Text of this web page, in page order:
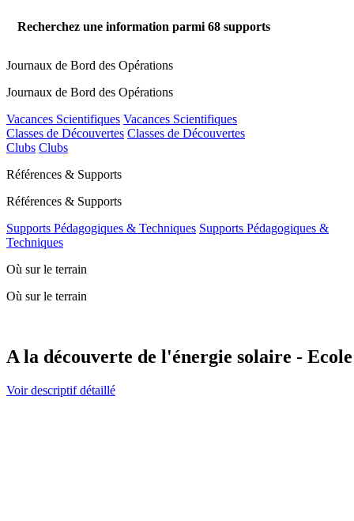
Recherchez une information parmi 68 supports
Journaux de Bord des Opérations
Journaux de Bord des Opérations
Vacances Scientifiques Vacances Scientifiques
Classes de Découvertes Classes de Découvertes
Clubs Clubs
Références & Supports
Références & Supports
Supports Pédagogiques & Techniques Supports Pédagogiques &
Techniques
Où sur le terrain
Où sur le terrain
A la découverte de l'énergie solaire -
Voir descriptif détaillé